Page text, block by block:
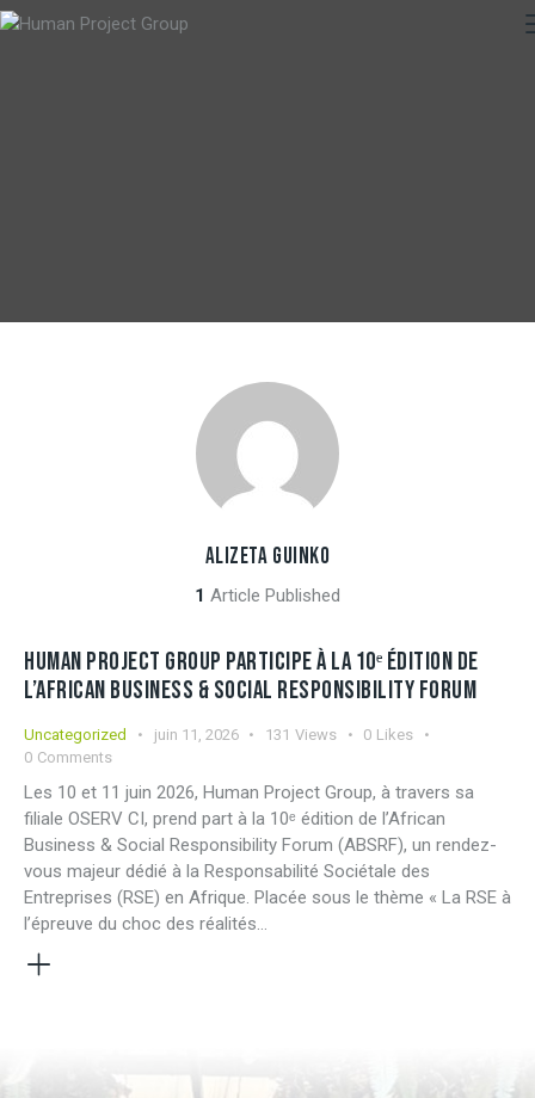
ALIZETA GUINKO
1 Article Published
HUMAN PROJECT GROUP PARTICIPE À LA 10ᵉ ÉDITION DE
L’AFRICAN BUSINESS & SOCIAL RESPONSIBILITY FORUM
Uncategorized juin 11, 2026 131 Views 0 Likes
0 Comments
Les 10 et 11 juin 2026, Human Project Group, à travers sa
filiale OSERV CI, prend part à la 10ᵉ édition de l’African
Business & Social Responsibility Forum (ABSRF), un rendez-
vous majeur dédié à la Responsabilité Sociétale des
Entreprises (RSE) en Afrique. Placée sous le thème « La RSE à
l’épreuve du choc des réalités…